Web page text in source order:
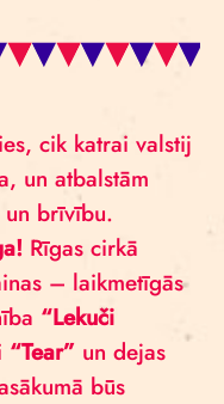
cik katrai valstij
un atbalstām
un brīvību.
Rīgas cirkā
– laikmetīgās
“Lekuči
“Tear” un dejas
būs